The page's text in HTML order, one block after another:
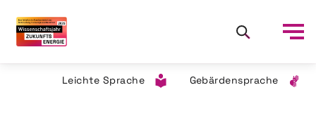
Leichte Sprache Gebärdensprache